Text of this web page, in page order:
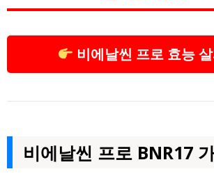
비에날씬 프로 효능
비에날씬 프로 BNR17